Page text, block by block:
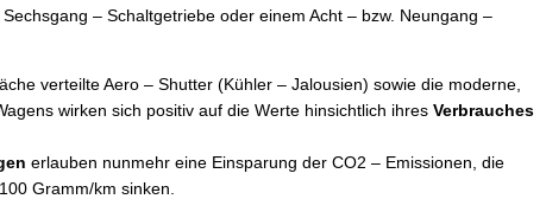
– Schaltgetriebe oder einem Acht – bzw. Neungang –
verteilte Aero – Shutter (Kühler – Jalousien) sowie die moderne,
wirken sich positiv auf die Werte hinsichtlich ihres Verbrauches
erlauben nunmehr eine Einsparung der CO2 – Emissionen, die
Gramm/km sinken.